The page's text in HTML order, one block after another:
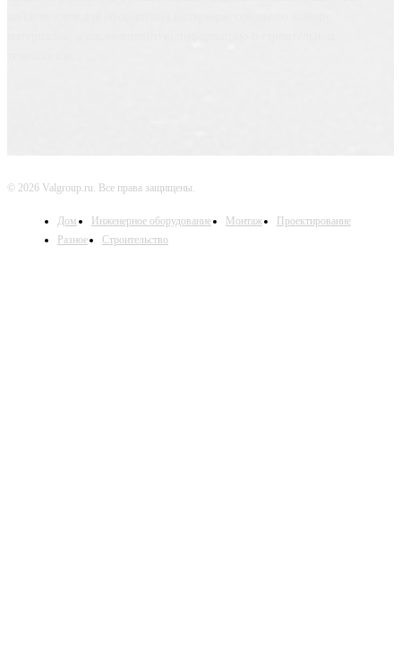
© 2026 Valgroup.ru. Все права защищены.
Дом Инженерное оборудование Монтаж
Проектирование
Разное
Строительство